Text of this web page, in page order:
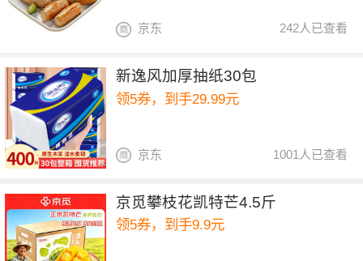
242人已查看
京东
新逸风加厚抽纸30包
领5券，到手29.99元
1001人已查看
京东
京觅攀枝花凯特芒4.5斤
领5券，到手9.9元